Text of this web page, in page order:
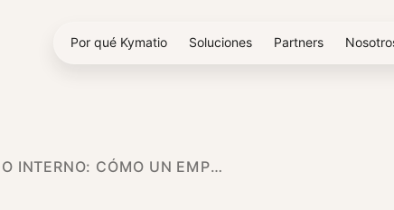
Por qué Kymatio Soluciones Partners
RIESGO INTERNO: CÓMO UN EMPLEADO DE APPLE DE BAJO NIVEL FILTRÓ ALGUNOS DE LOS CÓDIGOS MÁS SENSIBLES DEL IPHONE